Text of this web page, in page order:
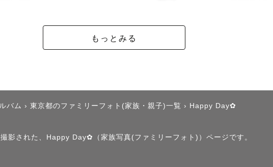
もっとみる
バム › 東京都のファミリーフォト(家族・親子)一覧 › Happy Day✿
影された、Happy Day✿（家族写真(ファミリーフォト)）ページです。